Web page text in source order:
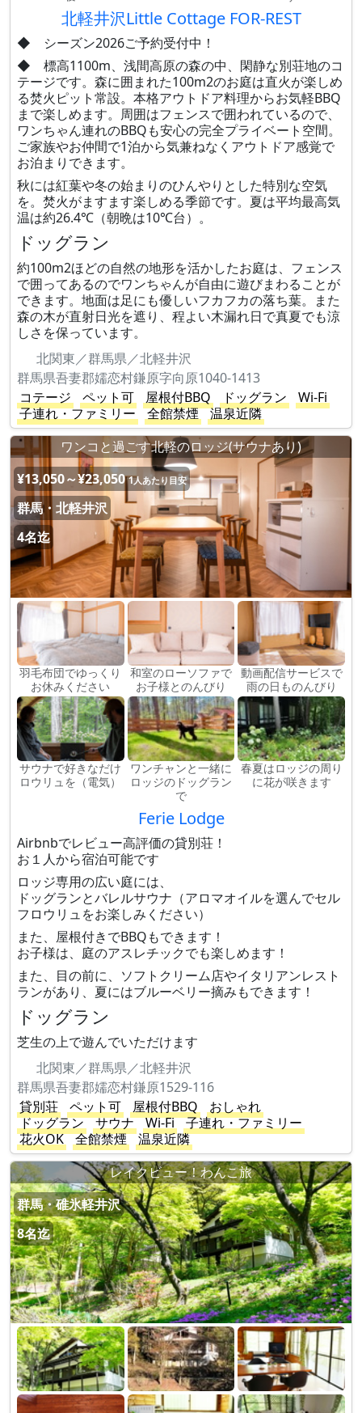
北軽井沢Little Cottage FOR-REST
◆ シーズン2026ご予約受付中！
◆ 標高1100m、浅間高原の森の中、閑静な別荘地のコ
テージです。​森に囲まれた100m2のお庭は直火が楽しめ
る焚火ピット常設。本格アウトドア料理からお気軽BBQ
まで楽しめます。周囲はフェンスで囲われているので、
ワンちゃん連れのBBQも安心の完全プライベート空間。
ご家族やお仲間で1泊から気兼ねなく​アウトドア感覚で
お泊まりできます。
​​秋には紅葉や冬の始まりのひんやりとした特別な空気
を。焚火がますます楽しめる季節です。夏は平均最高気
温は約26.4℃（朝晩は10℃台）。
ドッグラン
約100m2ほどの自然の地形を活かしたお庭は、フェンス
で囲ってあるのでワンちゃんが自由に遊びまわることが
できます。地面は足にも優しいフカフカの落ち葉。また
森の木が直射日光を遮り、程よい木漏れ日で真夏でも涼
しさを保っています。
北関東／群馬県／北軽井沢
群馬県吾妻郡嬬恋村鎌原字向原1040-1413
コテージ
ペット可 屋根付BBQ ドッグラン
Wi-Fi
子連れ・ファミリー
全館禁煙
温泉近隣
ワンコと過ごす北軽のロッジ(サウナあり)
¥13,050～¥23,050 1人あたり目安
群馬・北軽井沢
4名迄
羽毛布団でゆっくり
お休みください
和室のローソファで
お子様とのんびり
動画配信サービスで
雨の日ものんびり
サウナで好きなだけ
ロウリュを（電気）
ワンチャンと一緒に
ロッジのドッグラン
で
春夏はロッジの周り
に花が咲きます
Ferie Lodge
Airbnbでレビュー高評価の貸別荘！
お１人から宿泊可能です
ロッジ専用の広い庭には、
ドッグランとバレルサウナ（アロマオイルを選んでセル
フロウリュをお楽しみください）
また、屋根付きでBBQもできます！
お子様は、庭のアスレチックでも楽しめます！
また、目の前に、ソフトクリーム店やイタリアンレスト
ランがあり、夏にはブルーベリー摘みもできます！
ドッグラン
芝生の上で遊んでいただけます
北関東／群馬県／北軽井沢
群馬県吾妻郡嬬恋村鎌原1529-116
貸別荘
ペット可 屋根付BBQ
おしゃれ
ドッグラン
サウナ Wi-Fi
子連れ・ファミリー
花火OK
全館禁煙
温泉近隣
レイクビュー！わんこ旅
群馬・碓氷軽井沢
8名迄